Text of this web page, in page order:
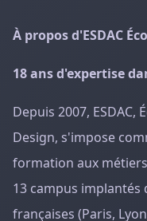
À propos d'ESDAC
18 ans d'expertise
Depuis 2007,
Design, s'impose
formation aux
13 campus implantés
françaises (Paris,